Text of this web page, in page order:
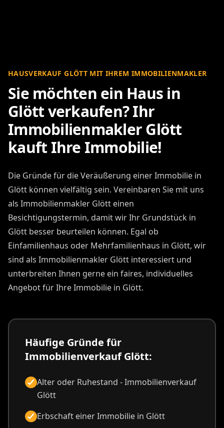
HAUSVERKAUF GLÖTT MIT IHREM IMMOBILIENMAKLER
Sie möchten ein Haus in
Glött verkaufen? Ihr
Immobilienmakler Glött
kauft Ihre Immobilie!
Die Gründe für die Veräußerung einer Immobilie in
Glött können vielfältig sein. Vereinbaren Sie mit uns
als Immobilienmakler Glött einen
Besichtigungstermin, damit wir Ihr Grundstück in
Glött besser beurteilen können. Egal ob
Einfamilienhaus oder Mehrfamilienhaus in Glött, wir
sind als Immobilienmakler Glött interessiert und
unterbreiten Ihnen gerne ein faires, individuelles
Angebot für Ihre Immobilie in Glött.
Häufige Gründe für
Immobilienverkauf Glött:
Alter oder Ruhestand - Immobilienverkauf
Glött
Erbschaft einer Immobilie in Glött